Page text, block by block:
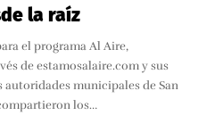
la raíz
el programa Al Aire,
de estamosalaire.com y sus
municipales de San
los…